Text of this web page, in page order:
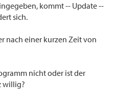
kommt -- Update --
sich.
nach einer kurzen Zeit von
nicht oder ist der
willig?